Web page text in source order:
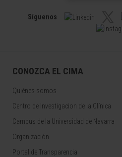
Síguenos
CONOZCA EL CIMA
Quiénes somos
Centro de Investigacion de la Clínica
Campus de la Universidad de Navarra
Organización
Portal de Transparencia